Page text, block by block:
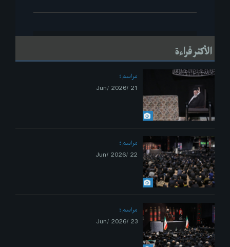
الأكثر قراءة
مراسم
21 /Jun/ 2026
مراسم
22 /Jun/ 2026
مراسم
23 /Jun/ 2026